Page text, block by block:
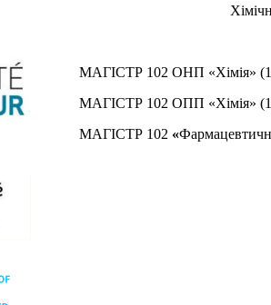
МАГІСТР 102 ОНП «Хімія» (1
МАГІСТР 102 ОПП «Хімія» (1
МАГІСТР 102 «